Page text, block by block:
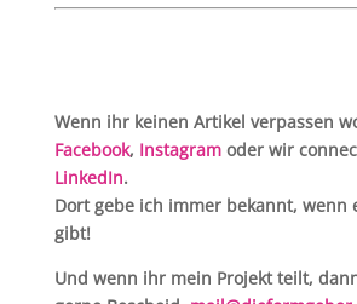
Wenn ihr keinen Artikel verpassen
Facebook, Instagramoder wir
LinkedIn.
Dort gebe ich immer bekannt, wenn
gibt!
Und wenn ihr mein Projekt teilt,